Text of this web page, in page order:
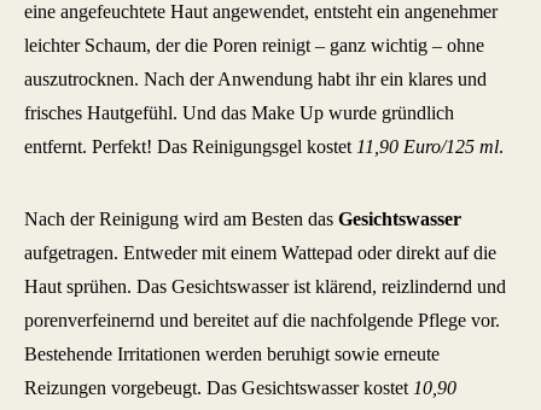
eine angefeuchtete Haut angewendet, entsteht ein angenehmer
leichter Schaum, der die Poren reinigt – ganz wichtig – ohne
auszutrocknen. Nach der Anwendung habt ihr ein klares und
frisches Hautgefühl. Und das Make Up wurde gründlich
entfernt. Perfekt! Das Reinigungsgel kostet 11,90 Euro/125 ml.
Nach der Reinigung wird am Besten das Gesichtswasser
aufgetragen. Entweder mit einem Wattepad oder direkt auf die
Haut sprühen. Das Gesichtswasser ist klärend, reizlindernd und
porenverfeinernd und bereitet auf die nachfolgende Pflege vor.
Bestehende Irritationen werden beruhigt sowie erneute
Reizungen vorgebeugt. Das Gesichtswasser kostet 10,90